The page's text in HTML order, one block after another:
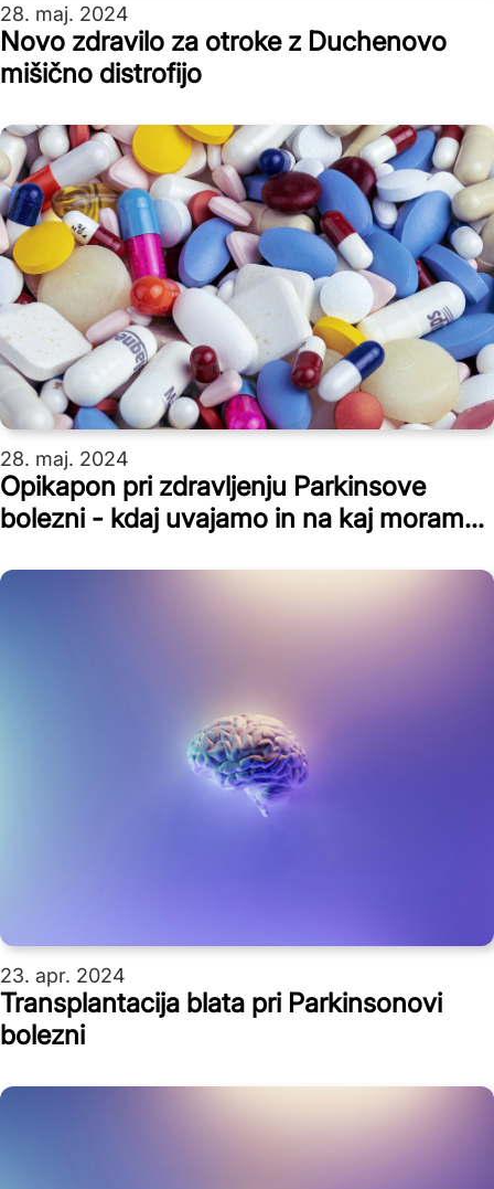
28. maj. 2024
Novo zdravilo za otroke z Duchenovo
mišično distrofijo
28. maj. 2024
Opikapon pri zdravljenju Parkinsove
bolezni - kdaj uvajamo in na kaj moramo
23. apr. 2024
Transplantacija blata pri Parkinsonovi
bolezni